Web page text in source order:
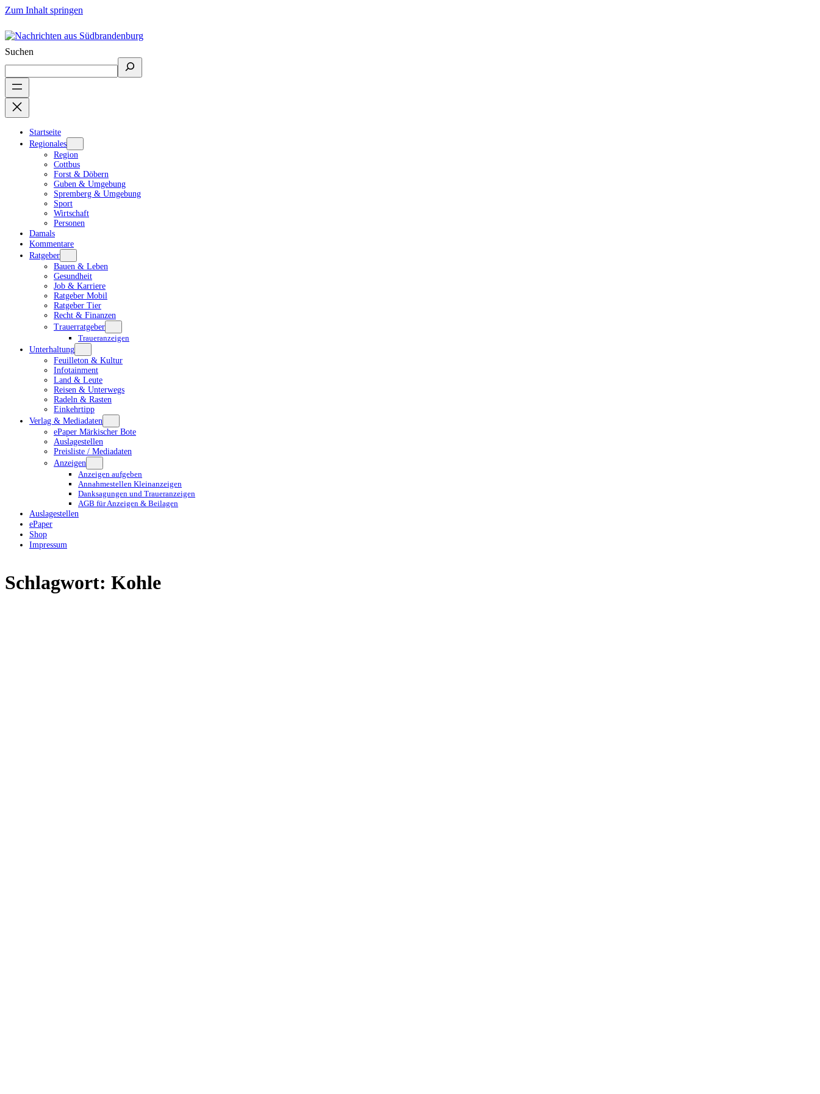
Zum Inhalt springen
Suchen
Startseite
Regionales
Region
Cottbus
Forst & Döbern
Guben & Umgebung
Spremberg & Umgebung
Sport
Wirtschaft
Personen
Damals
Kommentare
Ratgeber
Bauen & Leben
Gesundheit
Job & Karriere
Ratgeber Mobil
Ratgeber Tier
Recht & Finanzen
Trauerratgeber
Traueranzeigen
Unterhaltung
Feuilleton & Kultur
Infotainment
Land & Leute
Reisen & Unterwegs
Radeln & Rasten
Einkehrtipp
Verlag & Mediadaten
ePaper Märkischer Bote
Auslagestellen
Preisliste / Mediadaten
Anzeigen
Anzeigen aufgeben
Annahmestellen Kleinanzeigen
Danksagungen und Traueranzeigen
AGB für Anzeigen & Beilagen
Auslagestellen
ePaper
Shop
Impressum
Schlagwort: Kohle